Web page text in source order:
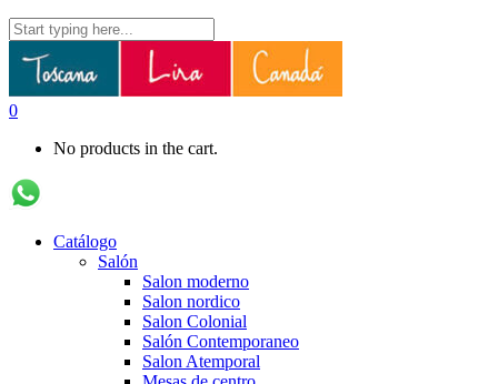
0
No products in the cart.
Catálogo
Salón
Salon moderno
Salon nordico
Salon Colonial
Salón Contemporaneo
Salon Atemporal